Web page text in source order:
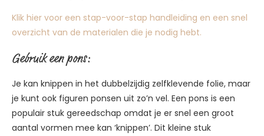
Klik hier voor een stap-voor-stap handleiding en een snel
overzicht van de materialen die je nodig hebt.
Gebruik een pons:
Je kan knippen in het dubbelzijdig zelfklevende folie, maar
je kunt ook figuren ponsen uit zo’n vel. Een pons is een
populair stuk gereedschap omdat je er snel een groot
aantal vormen mee kan ‘knippen’. Dit kleine stuk